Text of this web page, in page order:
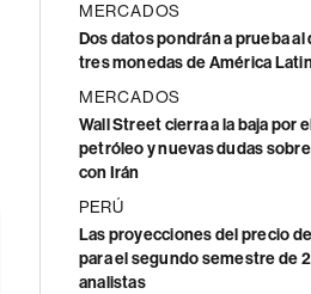
MERCADOS
Dos datos pondrán a prueba al
tres monedas de América
MERCADOS
Wall Street cierra a la baja por
petróleo y nuevas dudas
con Irán
PERÚ
Las proyecciones del precio
para el segundo semestre de
analistas